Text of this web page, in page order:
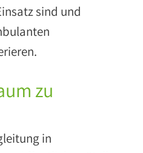
sind und
zu
in